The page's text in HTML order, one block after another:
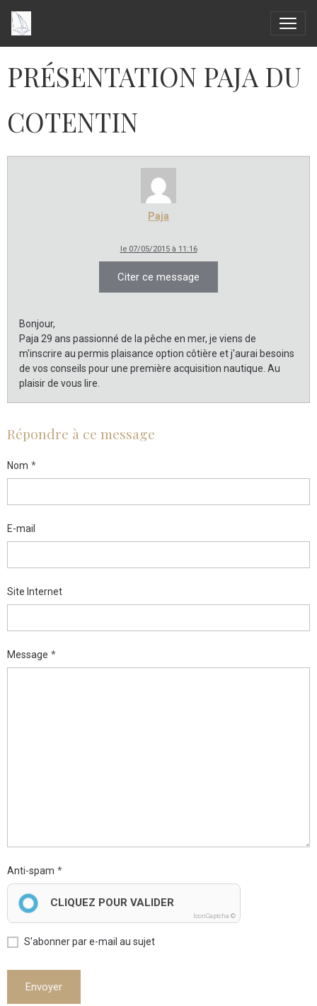
PRÉSENTATION PAJA DU
COTENTIN
Paja
le 07/05/2015 à 11:16
Citer ce message
Bonjour,
Paja 29 ans passionné de la pêche en mer, je viens de
m'inscrire au permis plaisance option côtière et j'aurai besoins
de vos conseils pour une première acquisition nautique. Au
plaisir de vous lire.
Répondre à ce message
Nom
E-mail
Site Internet
Message
Anti-spam
CLIQUEZ POUR VALIDER
IconCaptcha ©
S'abonner par e-mail au sujet
Envoyer